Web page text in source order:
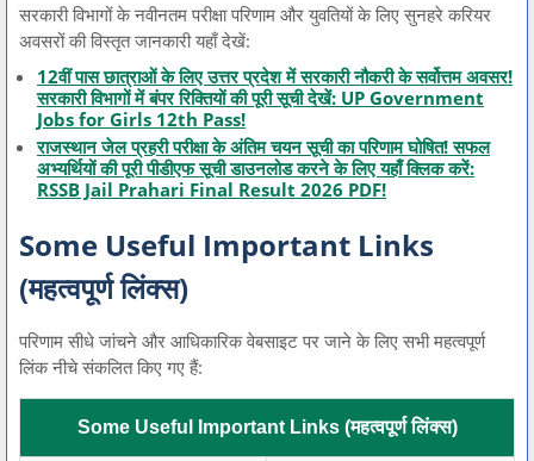
सरकारी विभागों के नवीनतम परीक्षा परिणाम और युवतियों के लिए सुनहरे करियर
अवसरों की विस्तृत जानकारी यहाँ देखें:
12वीं पास छात्राओं के लिए उत्तर प्रदेश में सरकारी नौकरी के सर्वोत्तम अवसर!
सरकारी विभागों में बंपर रिक्तियों की पूरी सूची देखें: UP Government
Jobs for Girls 12th Pass!
राजस्थान जेल प्रहरी परीक्षा के अंतिम चयन सूची का परिणाम घोषित! सफल
अभ्यर्थियों की पूरी पीडीएफ सूची डाउनलोड करने के लिए यहाँ क्लिक करें:
RSSB Jail Prahari Final Result 2026 PDF!
Some Useful Important Links
(महत्वपूर्ण लिंक्स)
परिणाम सीधे जांचने और आधिकारिक वेबसाइट पर जाने के लिए सभी महत्वपूर्ण
लिंक नीचे संकलित किए गए हैं:
Some Useful Important Links (महत्वपूर्ण लिंक्स)